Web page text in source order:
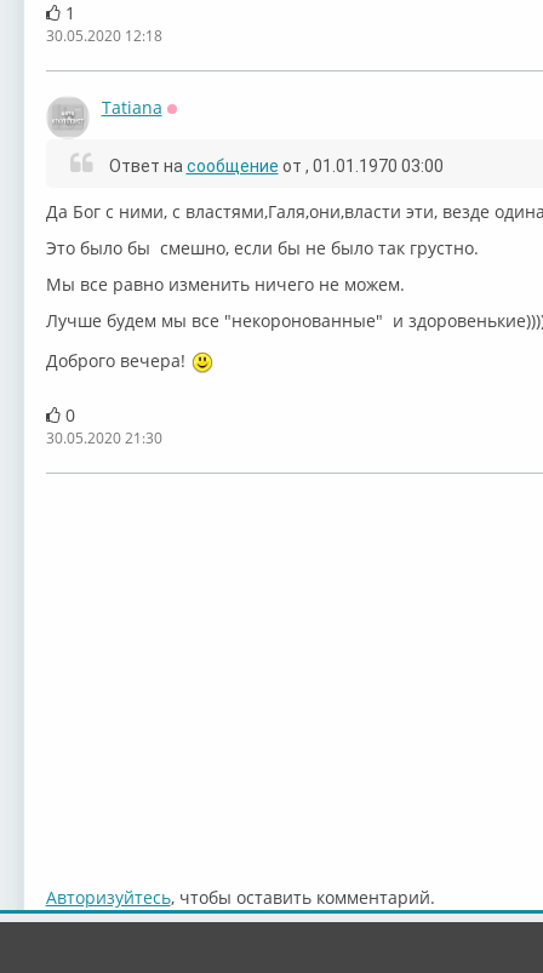
1
30.05.2020 12:18
Tatiana
Ответ на сообщение от , 01.01.1970 03:00
Да Бог с ними, с властями,Галя,они,власти эти, везде
Это было бы смешно, если бы не было так грустно.
Мы все равно изменить ничего не можем.
Лучше будем мы все "некоронованные" и
Доброго вечера!
0
30.05.2020 21:30
Авторизуйтесь, чтобы оставить комментарий.